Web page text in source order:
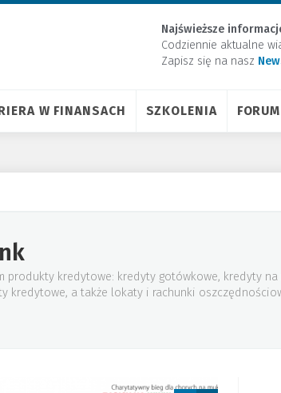
Najświeższe
Codziennie aktualne
Zapisz się na nasz
W FINANSACH SZKOLENIA FORUM
produkty kredytowe: kredyty gotówkowe, kredyty
kredytowe, a także lokaty i rachunki